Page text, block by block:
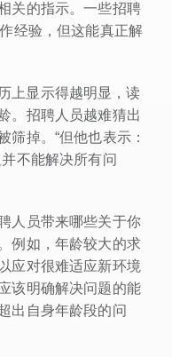
关的指示。一些招聘
经验，但这能真正解
上显示得越明显，读
。招聘人员越难猜出
筛掉。“但他也表示：
不能解决所有问
人员带来哪些关于你
例如，年龄较大的求
应对很难适应新环境
该明确解决问题的能
出自身年龄段的问